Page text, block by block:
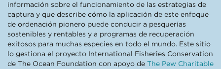
información sobre el funcionamiento de las estrategias de
captura y que describe cómo la aplicación de este enfoque
de ordenación pionero puede conducir a pesquerías
sostenibles y rentables y a programas de recuperación
exitosos para muchas especies en todo el mundo. Este sitio
lo gestiona el proyecto International Fisheries Conservation
de The Ocean Foundation con apoyo de The Pew Charitable